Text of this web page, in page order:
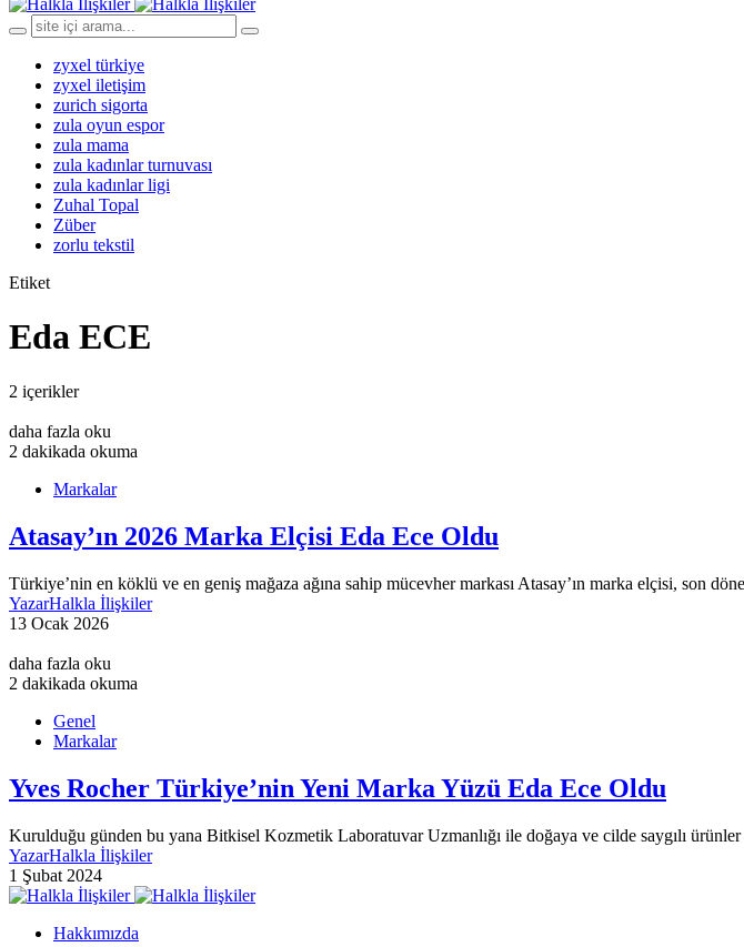
zyxel türkiye
zyxel iletişim
zurich sigorta
zula oyun espor
zula mama
zula kadınlar turnuvası
zula kadınlar ligi
Zuhal Topal
Züber
zorlu tekstil
Etiket
Eda ECE
2 içerikler
daha fazla oku
2 dakikada okuma
Markalar
Atasay’ın 2026 Marka Elçisi Eda Ece Oldu
Türkiye’nin en köklü ve en geniş mağaza ağına sahip mücevher markası Atasay’ın marka elçisi, son
YazarHalkla İlişkiler
13 Ocak 2026
daha fazla oku
2 dakikada okuma
Genel
Markalar
Yves Rocher Türkiye’nin Yeni Marka Yüzü Eda Ece Oldu
Kurulduğu günden bu yana Bitkisel Kozmetik Laboratuvar Uzmanlığı ile doğaya ve cilde saygılı
YazarHalkla İlişkiler
1 Şubat 2024
Hakkımızda